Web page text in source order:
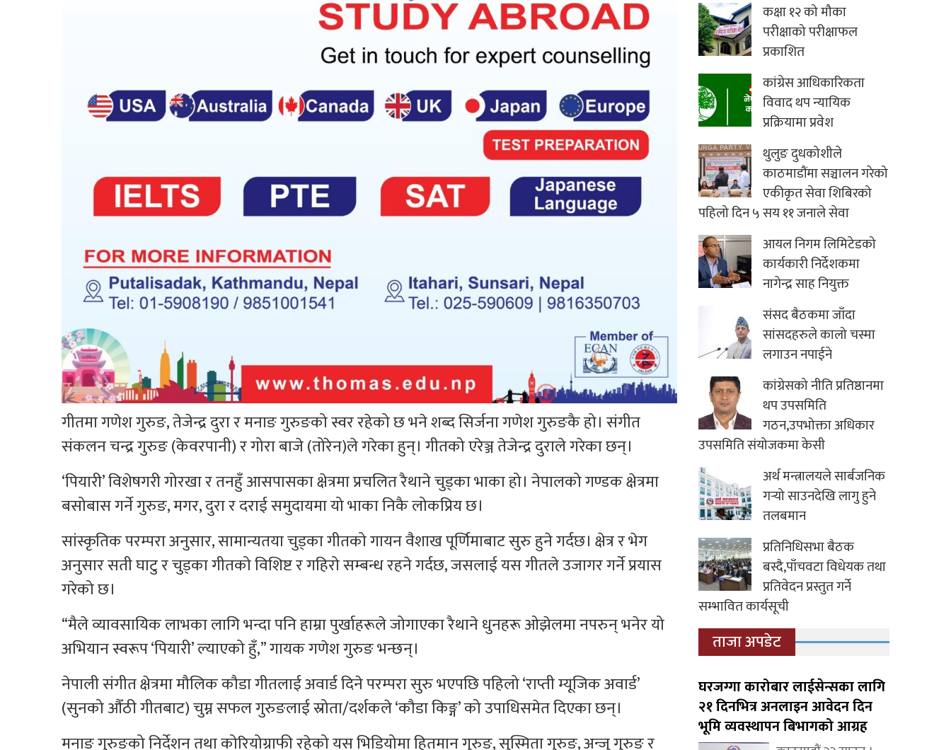
गीतमा गणेश गुरुङ, तेजेन्द्र दुरा र मनाङ गुरुङको स्वर रहेको छ भने शब्द सिर्जना गणेश गुरुङकै हो। संगीत
संकलन चन्द्र गुरुङ (केवरपानी) र गोरा बाजे (तोरेन)ले गरेका हुन्। गीतको एरेञ्ज तेजेन्द्र दुराले गरेका छन्।
‘पियारी’ विशेषगरी गोरखा र तनहुँ आसपासका क्षेत्रमा प्रचलित रैथाने चुड्का भाका हो। नेपालको गण्डक क्षेत्रमा
बसोबास गर्ने गुरुङ, मगर, दुरा र दराई समुदायमा यो भाका निकै लोकप्रिय छ।
सांस्कृतिक परम्परा अनुसार, सामान्यतया चुड्का गीतको गायन वैशाख पूर्णिमाबाट सुरु हुने गर्दछ। क्षेत्र र भेग
अनुसार सती घाटु र चुड्का गीतको विशिष्ट र गहिरो सम्बन्ध रहने गर्दछ, जसलाई यस गीतले उजागर गर्ने प्रयास
गरेको छ।
“मैले व्यावसायिक लाभका लागि भन्दा पनि हाम्रा पुर्खाहरूले जोगाएका रैथाने धुनहरू ओझेलमा नपरुन् भनेर यो
अभियान स्वरूप ‘पियारी’ ल्याएको हुँ,” गायक गणेश गुरुङ भन्छन्।
नेपाली संगीत क्षेत्रमा मौलिक कौडा गीतलाई अवार्ड दिने परम्परा सुरु भएपछि पहिलो ‘राप्ती म्यूजिक अवार्ड’
(सुनको औँठी गीतबाट) चुम्न सफल गुरुङलाई स्रोता/दर्शकले ‘कौडा किङ्ग’ को उपाधिसमेत दिएका छन्।
मनाङ गुरुङको निर्देशन तथा कोरियोग्राफी रहेको यस भिडियोमा हितमान गुरुङ, सुस्मिता गुरुङ, अन्जु गुरुङ र
कक्षा १२ को मौका
परीक्षाको परीक्षाफल
प्रकाशित
कांग्रेस आधिकारिकता
विवाद थप न्यायिक
प्रक्रियामा प्रवेश
थुलुङ दुधकोशीले
काठमाडौंमा सञ्चालन गरेको
एकीकृत सेवा शिबिरको
पहिलो दिन ५ सय ११ जनाले सेवा
आयल निगम लिमिटेडको
कार्यकारी निर्देशकमा
नागेन्द्र साह नियुक्त
संसद बैठकमा जाँदा
सांसदहरुले कालो चस्मा
लगाउन नपाईने
कांग्रेसको नीति प्रतिष्ठानमा
थप उपसमिति
गठन,उपभोक्ता अधिकार
उपसमिति संयोजकमा केसी
अर्थ मन्त्रालयले सार्बजनिक
गर्‍यो साउनदेखि लागु हुने
तलबमान
प्रतिनिधिसभा बैठक
बस्दै,पाँचवटा विधेयक तथा
प्रतिवेदन प्रस्तुत गर्ने
सम्भावित कार्यसूची
ताजा अपडेट
घरजग्गा कारोबार लाईसेन्सका लागि
२१ दिनभित्र अनलाइन आवेदन दिन
भूमि व्यवस्थापन बिभागको आग्रह